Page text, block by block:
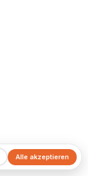
Alle akzeptieren